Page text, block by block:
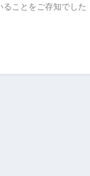
ことをご存知でした